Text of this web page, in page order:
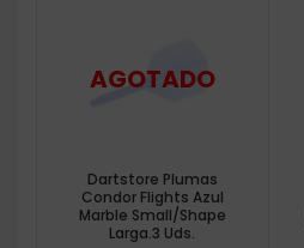
Dartstore Plumas
Condor Flights Azul
Marble Small/Shape
Larga.3 Uds.